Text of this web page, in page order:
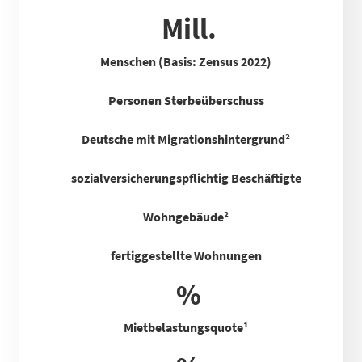
Mill.
Menschen (Basis: Zensus 2022)
Personen Sterbeüberschuss
Deutsche mit Migrationshintergrund²
sozialversicherungspflichtig Beschäftigte
Wohngebäude²
fertiggestellte Wohnungen
%
Mietbelastungsquote¹